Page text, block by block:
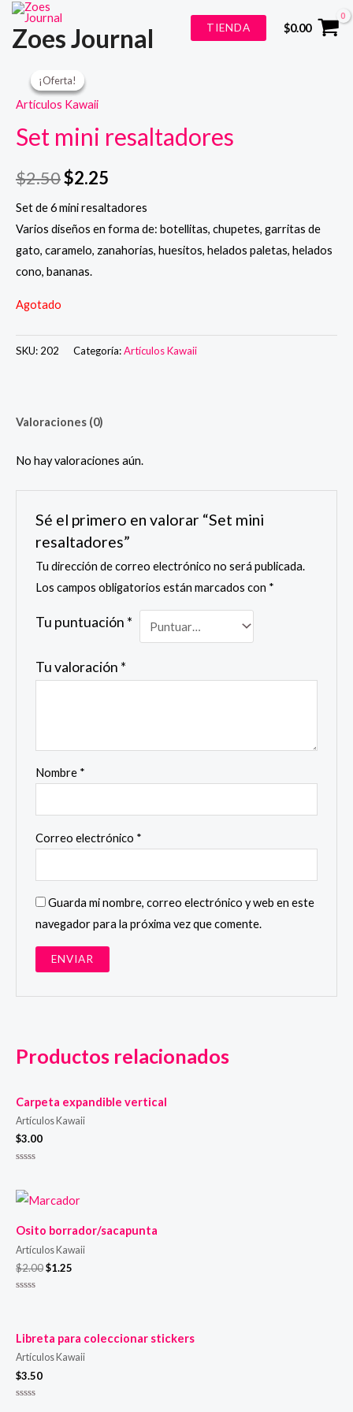
contenido
Zoes Journal TIENDA $0.00
¡Oferta!
Artículos Kawaii
Set mini resaltadores
$2.50$2.25
Set de 6 mini resaltadores
Varios diseños en forma de: botellitas, chupetes, garritas de
gato, caramelo, zanahorias, huesitos, helados paletas, helados
cono, bananas.
Agotado
SKU: 202 Categoría:Artículos Kawaii
Valoraciones (0)
No hay valoraciones aún.
Sé el primero en valorar “Set mini
resaltadores”
Tu dirección de correo electrónico no será publicada.
Los campos obligatorios están marcados con *
Tu puntuación *
Tu valoración *
Nombre *
Correo electrónico *
Guarda mi nombre, correo electrónico y web en este
navegador para la próxima vez que comente.
Productos relacionados
Carpeta expandible vertical
Artículos Kawaii
$3.00
0
de
¡Oferta!
¡Oferta!
Osito borrador/sacapunta
Artículos Kawaii
$2.00$1.25
5Libreta para coleccionar stickers
Artículos Kawaii
$3.50